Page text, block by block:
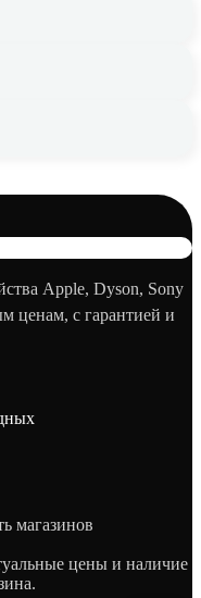
Apple, Dyson, Sony
ценам, с гарантией и
магазинов
цены и наличие